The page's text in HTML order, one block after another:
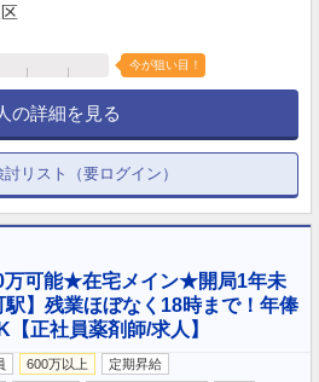
今が狙い目！
の詳細を見る
討リスト（要ログイン）
可能★在宅メイン★開局1年未
】残業ほぼなく18時まで！年俸
正社員薬剤師/求人】
600万以上
定期昇給